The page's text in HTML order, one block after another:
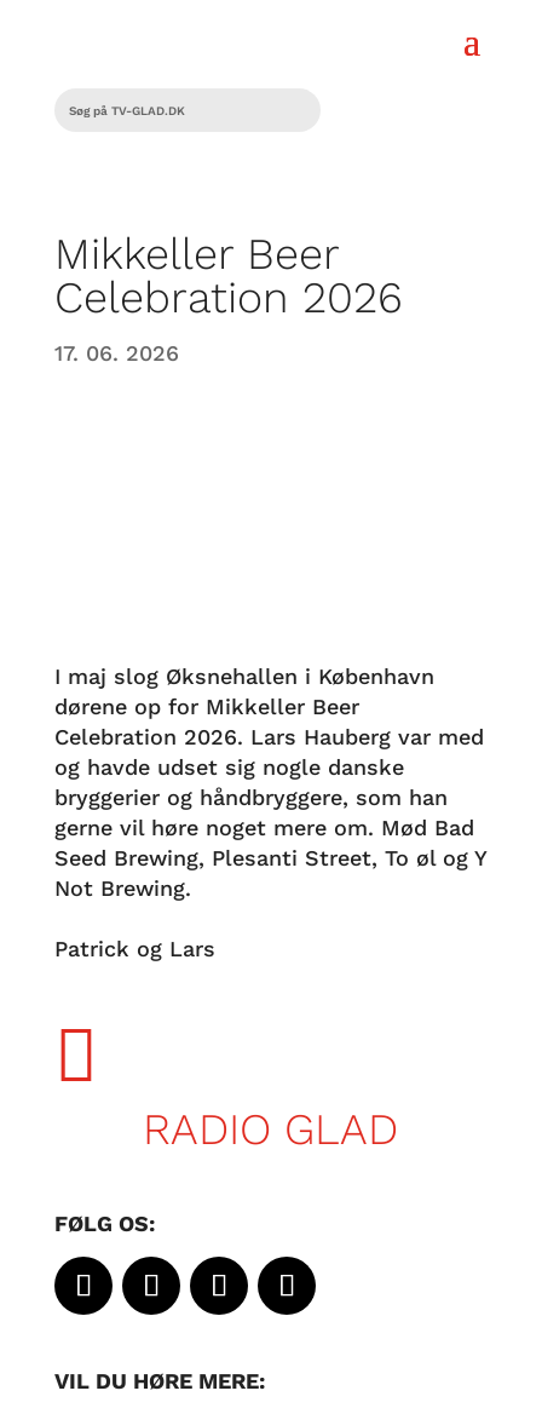
Mikkeller Beer
Celebration 2026
17. 06. 2026
I maj slog Øksnehallen i København
dørene op for Mikkeller Beer
Celebration 2026. Lars Hauberg var med
og havde udset sig nogle danske
bryggerier og håndbryggere, som han
gerne vil høre noget mere om. Mød Bad
Seed Brewing, Plesanti Street, To øl og Y
Not Brewing.
Patrick og Lars

RADIO GLAD
FØLG OS:
VIL DU HØRE MERE: